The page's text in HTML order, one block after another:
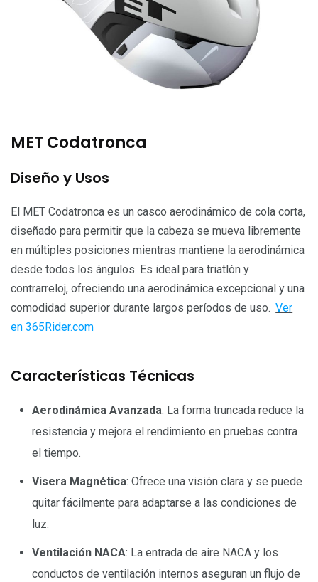
MET Codatronca
Diseño y Usos
El MET Codatronca es un casco aerodinámico de cola corta,
diseñado para permitir que la cabeza se mueva libremente
en múltiples posiciones mientras mantiene la aerodinámica
desde todos los ángulos. Es ideal para triatlón y
contrarreloj, ofreciendo una aerodinámica excepcional y una
comodidad superior durante largos períodos de uso. Ver
en 365Rider.com
Características Técnicas
Aerodinámica Avanzada: La forma truncada reduce la
resistencia y mejora el rendimiento en pruebas contra
el tiempo.
Visera Magnética: Ofrece una visión clara y se puede
quitar fácilmente para adaptarse a las condiciones de
luz.
Ventilación NACA: La entrada de aire NACA y los
conductos de ventilación internos aseguran un flujo de